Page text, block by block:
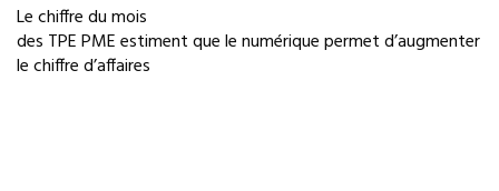
Le chiffre du mois
des TPE PME estiment que le numérique permet d’augmenter
le chiffre d’affaires